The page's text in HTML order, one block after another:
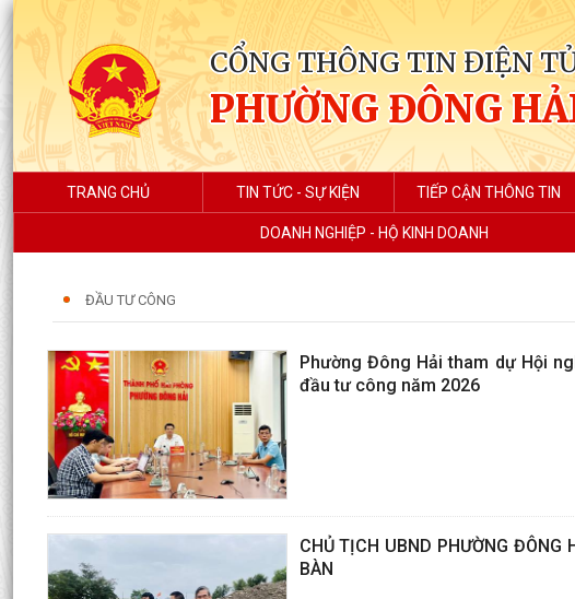
CỔNG THÔNG TIN ĐIỆN
PHƯỜNG ĐÔNG
TRANG CHỦ TIN TỨC - SỰ KIỆN TIẾP CẬN THÔNG TIN
DOANH NGHIỆP - HỘ KINH DOANH
ĐẦU TƯ CÔNG
Phường Đông Hải tham dự Hội
đầu tư công năm 2026
CHỦ TỊCH UBND PHƯỜNG ĐÔNG
BÀN